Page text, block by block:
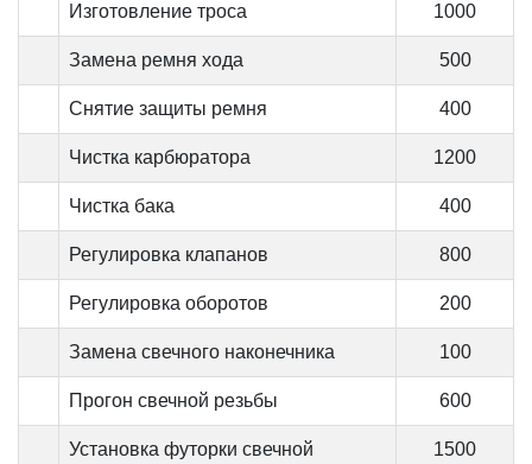
Изготовление троса 1000
Замена ремня хода 500
Снятие защиты ремня 400
Чистка карбюратора 1200
Чистка бака 400
Регулировка клапанов 800
Регулировка оборотов 200
Замена свечного наконечника 100
Прогон свечной резьбы 600
Установка футорки свечной 1500